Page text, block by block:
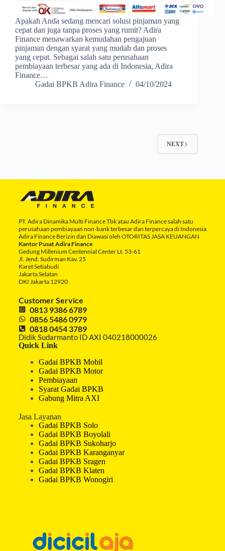
Apakah Anda sedang mencari solusi pinjaman yang
cepat dan juga tanpa proses yang rumit? Adira
Finance menawarkan kemudahan pengajuan
pinjaman dengan syarat yang mudah dan proses
yang cepat. Sebagai salah satu perusahaan
pembiayaan terbesar yang ada di Indonesia, Adira
Finance…
Gadai BPKB Adira Finance
04/10/2024
NEXT
PT. Adira Dinamika Multi Finance Tbk atau Adira Finance salah satu
perusahaan pembiayaan non-bank terbesar dan terpercaya di Indonesia
Adira Finance Berizin dan Diawasi oleh OTORITAS JASA KEUANGAN
Kantor Pusat Adira Finance
Gedung Millenium Centennial Center Lt. 53-61
Jl. Jend. Sudirman Kav. 25
Karet Setiabudi
Jakarta Selatan
DKI Jakarta 12920
Customer Service
0813 9386 6789
0856 5486 0979
0818 0454 3789
Didik Sudarmanto ID AXI 040218000026
Quick Link
Gadai BPKB Mobil
Gadai BPKB Motor
Pembiayaan
Syarat Gadai BPKB
Gabung Mitra AXI
Jasa Layanan
Gadai BPKB Solo
Gadai BPKB Boyolali
Gadai BPKB Sukoharjo
Gadai BPKB Karanganyar
Gadai BPKB Sragen
Gadai BPKB Klaten
Gadai BPKB Wonogiri